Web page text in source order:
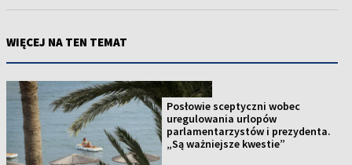
WIĘCEJ NA TEN TEMAT
Posłowie sceptyczni wobec
uregulowania urlopów
parlamentarzystów i prezydenta.
„Są ważniejsze kwestie”